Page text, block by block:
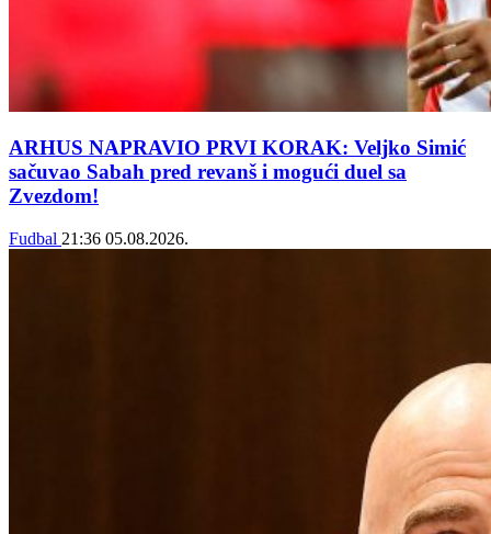
ARHUS NAPRAVIO PRVI KORAK: Veljko Simić
sačuvao Sabah pred revanš i mogući duel sa
Zvezdom!
Fudbal 21:36 05.08.2026.